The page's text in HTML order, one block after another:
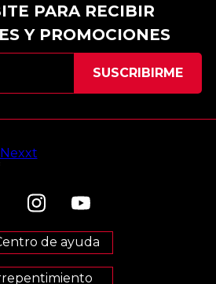
PARA RECIBIR
Y PROMOCIONES
de ayuda